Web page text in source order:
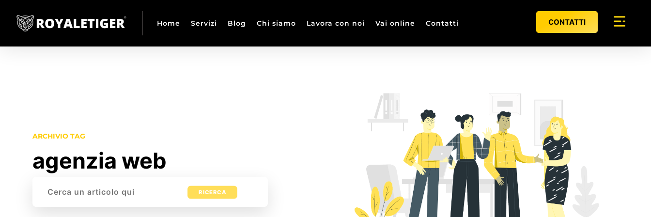
Home Servizi Blog Chi siamo Lavora con noi Vai online Contatti CONTATTI
ARCHIVIO TAG
agenzia web